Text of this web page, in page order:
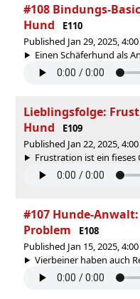
#108 Bindungs-
Hund
E110
Published Jan 29, 2025,
Einen Schäferhund als
Lieblingsfolge:
Hund
E109
Published Jan 22, 2025,
Frustration ist ein fieses
#107 Hunde-
Problem
E108
Published Jan 15, 2025,
Vierbeiner haben auch